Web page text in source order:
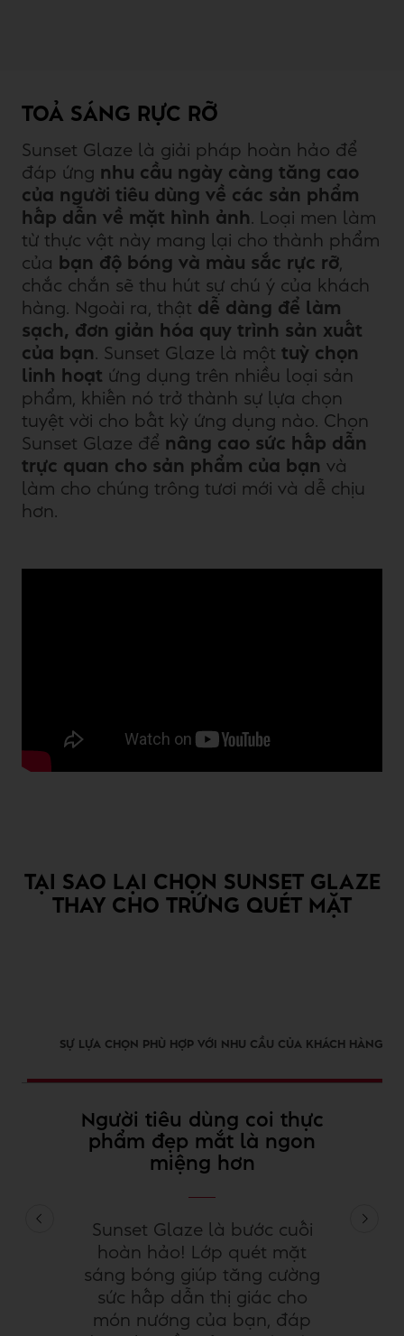
TOẢ SÁNG RỰC RỠ
Sunset Glaze là giải pháp hoàn hảo để
đáp ứng nhu cầu ngày càng tăng cao
của người tiêu dùng về các sản phẩm
hấp dẫn về mặt hình ảnh. Loại men làm
từ thực vật này mang lại cho thành phẩm
của
bạn độ bóng và màu sắc rực rỡ
chắc chắn sẽ thu hút sự chú ý của khách
hàng. Ngoài ra, thật dễ dàng để làm
sạch, đơn giản hóa quy trình sản xuất
của bạn. Sunset Glaze là một tuỳ chọn
linh hoạt ứng dụng trên nhiều loại sản
phẩm, khiến nó trở thành sự lựa chọn
tuyệt vời cho bất kỳ ứng dụng nào. Chọn
Sunset Glaze để nâng cao sức hấp dẫn
trực quan cho sản phẩm của bạn và
làm cho chúng trông tươi mới và dễ chịu
hơn.
TẠI SAO LẠI CHỌN SUNSET GLAZE
THAY CHO TRỨNG QUÉT MẶT
SỰ LỰA CHỌN PHÙ HỢP VỚI NHU CẦU CỦA KHÁCH HÀNG
Người tiêu dùng coi thực
phẩm đẹp mắt là ngon
miệng hơn
Sunset Glaze là bước cuối
hoàn hảo! Lớp quét mặt
sáng bóng giúp tăng cường
sức hấp dẫn thị giác cho
món nướng của bạn, đáp